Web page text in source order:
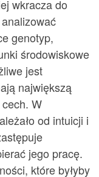
wkracza do
genotyp,
środowiskowe
jest
największą
W
od intuicji i
jego pracę.
które byłyby